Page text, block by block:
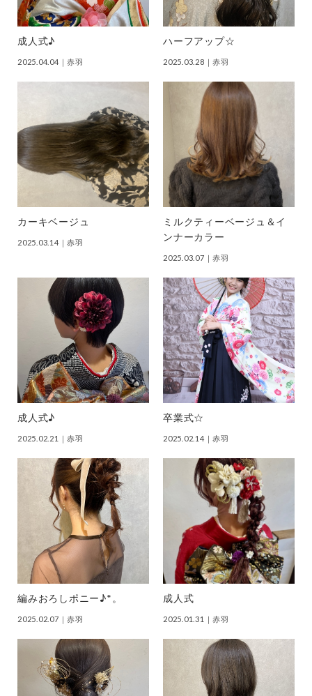
成人式♪
2025.04.04 ｜赤羽
ハーフアップ☆
2025.03.28 ｜赤羽
カーキベージュ
2025.03.14 ｜赤羽
ミルクティーベージュ＆イ
ンナーカラー
2025.03.07 ｜赤羽
成人式♪
2025.02.21 ｜赤羽
卒業式☆
2025.02.14 ｜赤羽
編みおろしポニー♪*。
2025.02.07 ｜赤羽
成人式
2025.01.31 ｜赤羽